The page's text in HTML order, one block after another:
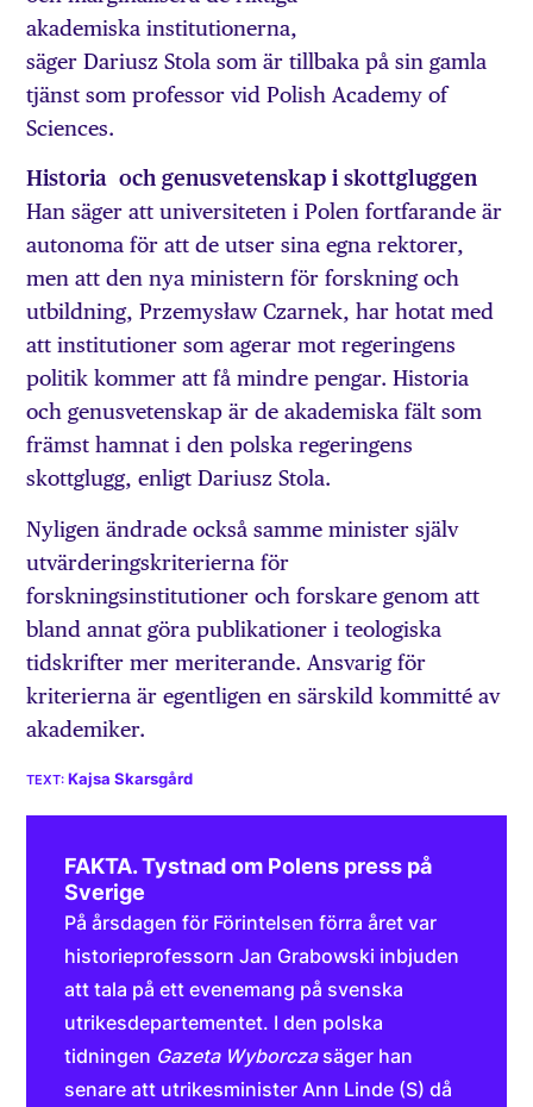
akademiska institutionerna,
säger Dariusz Stola som är tillbaka på sin gamla
tjänst som professor vid Polish Academy of
Sciences.
Historia och genusvetenskap i skottgluggen
Han säger att universiteten i Polen fortfarande är
autonoma för att de utser sina egna rektorer,
men att den nya ministern för forskning och
utbildning, Przemysław Czarnek, har hotat med
att institutioner som agerar mot regeringens
politik kommer att få mindre pengar. Historia
och genusvetenskap är de akademiska fält som
främst hamnat i den polska regeringens
skottglugg, enligt Dariusz Stola.
Nyligen ändrade också samme minister själv
utvärderingskriterierna för
forskningsinstitutioner och forskare genom att
bland annat göra publikationer i teologiska
tidskrifter mer meriterande. Ansvarig för
kriterierna är egentligen en särskild kommitté av
akademiker.
Kajsa Skarsgård
FAKTA. Tystnad om Polens press på
Sverige
På årsdagen för Förintelsen förra året var
historieprofessorn Jan Grabowski inbjuden
att tala på ett evenemang på svenska
utrikesdepartementet. I den polska
tidningen Gazeta Wyborczasäger han
senare att utrikesminister Ann Linde (S) då